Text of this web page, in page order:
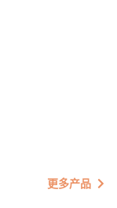
更多产品